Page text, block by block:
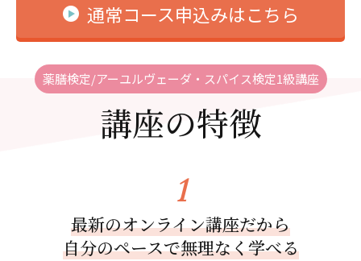
東京都 R.I様通常コース申込みはこちら
薬膳検定/アーユルヴェーダ・スパイス検定1級講座
講座の特徴
最新のオンライン講座だから
自分のペースで無理なく学べる